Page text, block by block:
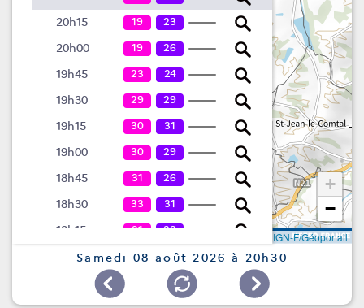
20h15 19 23
20h00 19 26
19h45 23 24
19h30 29 29
19h15 30 31
19h00 30 29
18h45 31 26
18h30 33 31
18h15 31 33
18h00 35 26
28
+
−
IGN-F/Géoportail
Samedi 08 août 2026 à 20h30